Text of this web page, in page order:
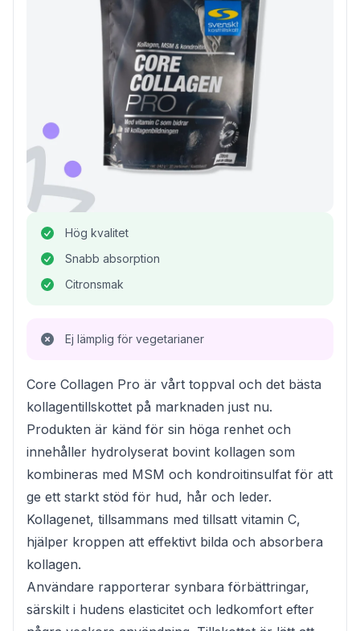
Hög kvalitet
Snabb absorption
Citronsmak
Ej lämplig för vegetarianer
Core Collagen Pro är vårt toppval och det bästa
kollagentillskottet på marknaden just nu.
Produkten är känd för sin höga renhet och
innehåller hydrolyserat bovint kollagen som
kombineras med MSM och kondroitinsulfat för att
ge ett starkt stöd för hud, hår och leder.
Kollagenet, tillsammans med tillsatt vitamin C,
hjälper kroppen att effektivt bilda och absorbera
kollagen.
Användare rapporterar synbara förbättringar,
särskilt i hudens elasticitet och ledkomfort efter